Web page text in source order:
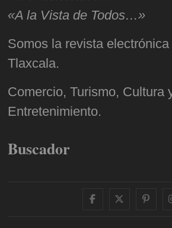
«A la Vista de Todos…»
Somos la revista
Tlaxcala.
Comercio, Turismo, Cultura
Entretenimiento.
Buscador
facebook